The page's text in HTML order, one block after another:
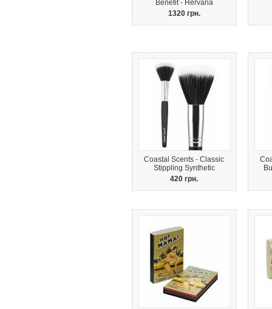
Benefit - Hervana
1320 грн.
Coastal Scents - Classic
Stippling Synthetic
420 грн.